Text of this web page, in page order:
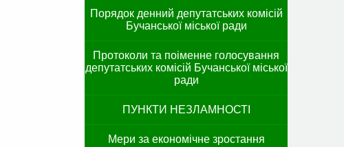
Порядок денний депутатських комісій
Бучанської міської ради
Протоколи та поіменне голосування
депутатських комісій Бучанської міської
ради
ПУНКТИ НЕЗЛАМНОСТІ
Мери за економічне зростання